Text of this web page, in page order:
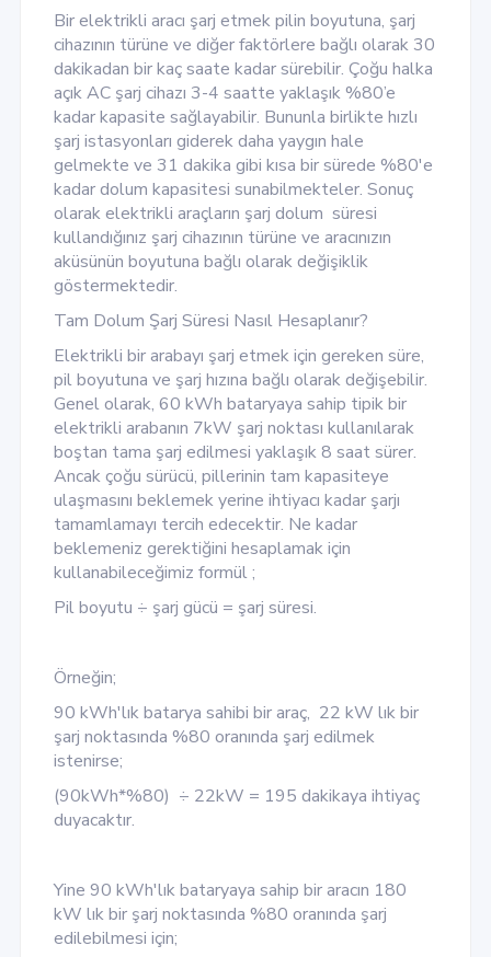
Bir elektrikli aracı şarj etmek pilin boyutuna, şarj
cihazının türüne ve diğer faktörlere bağlı olarak 30
dakikadan bir kaç saate kadar sürebilir. Çoğu halka
açık AC şarj cihazı 3-4 saatte yaklaşık %80’e
kadar kapasite sağlayabilir. Bununla birlikte hızlı
şarj istasyonları giderek daha yaygın hale
gelmekte ve 31 dakika gibi kısa bir sürede %80'e
kadar dolum kapasitesi sunabilmekteler. Sonuç
olarak elektrikli araçların şarj dolum süresi
kullandığınız şarj cihazının türüne ve aracınızın
aküsünün boyutuna bağlı olarak değişiklik
göstermektedir.
Tam Dolum Şarj Süresi Nasıl Hesaplanır?
Elektrikli bir arabayı şarj etmek için gereken süre,
pil boyutuna ve şarj hızına bağlı olarak değişebilir.
Genel olarak, 60 kWh bataryaya sahip tipik bir
elektrikli arabanın 7kW şarj noktası kullanılarak
boştan tama şarj edilmesi yaklaşık 8 saat sürer.
Ancak çoğu sürücü, pillerinin tam kapasiteye
ulaşmasını beklemek yerine ihtiyacı kadar şarjı
tamamlamayı tercih edecektir. Ne kadar
beklemeniz gerektiğini hesaplamak için
kullanabileceğimiz formül ;
Pil boyutu ÷ şarj gücü = şarj süresi.
Örneğin;
90 kWh'lık batarya sahibi bir araç, 22 kW lık bir
şarj noktasında %80 oranında şarj edilmek
istenirse;
(90kWh*%80) ÷ 22kW = 195 dakikaya ihtiyaç
duyacaktır.
Yine 90 kWh'lık bataryaya sahip bir aracın 180
kW lık bir şarj noktasında %80 oranında şarj
edilebilmesi için;